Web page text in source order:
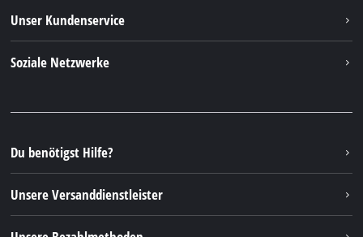
Nachhaltigkeit
Unser Kundenservice
FAQs
Verpackungsrichtlinien
Soziale Netzwerke
Instagram
TikTok
Pinterest
Du benötigst Hilfe?
Unsere Versanddienstleister